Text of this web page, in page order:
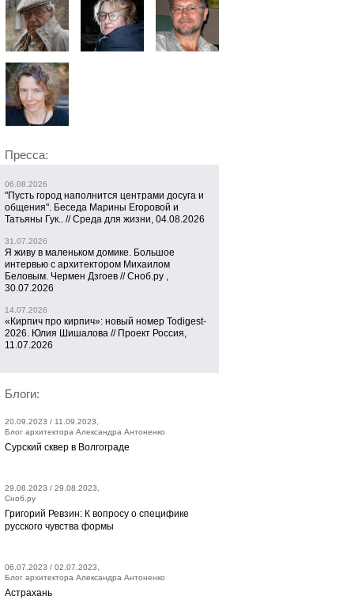
Пресса:
06.08.2026
"Пусть город наполнится центрами досуга и
общения". Беседа Марины Егоровой и
Татьяны Гук.. // Среда для жизни, 04.08.2026
31.07.2026
Я живу в маленьком домике. Большое
интервью с архитектором Михаилом
Беловым. Чермен Дзгоев // Сноб.ру ,
30.07.2026
14.07.2026
«Кирпич про кирпич»: новый номер Todigest-
2026. Юлия Шишалова // Проект Россия,
11.07.2026
Блоги:
20.09.2023 / 11.09.2023,
Блог архитектора Александра Антоненко
Сурский сквер в Волгограде
29.08.2023 / 29.08.2023,
Сноб.ру
Григорий Ревзин: К вопросу о специфике
русского чувства формы
06.07.2023 / 02.07.2023,
Блог архитектора Александра Антоненко
Астрахань